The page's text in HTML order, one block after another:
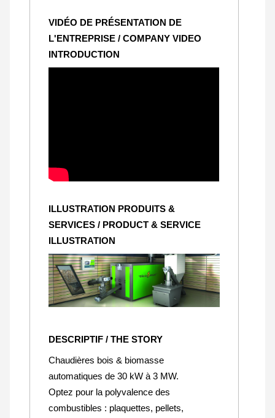
VIDÉO DE PRÉSENTATION DE
L'ENTREPRISE / COMPANY VIDEO
INTRODUCTION
ILLUSTRATION PRODUITS &
SERVICES / PRODUCT & SERVICE
ILLUSTRATION
DESCRIPTIF / THE STORY
Chaudières bois & biomasse
automatiques de 30 kW à 3 MW.
Optez pour la polyvalence des
combustibles : plaquettes, pellets,